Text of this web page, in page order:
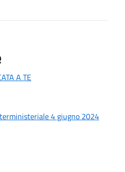
A TE
4 giugno 2024